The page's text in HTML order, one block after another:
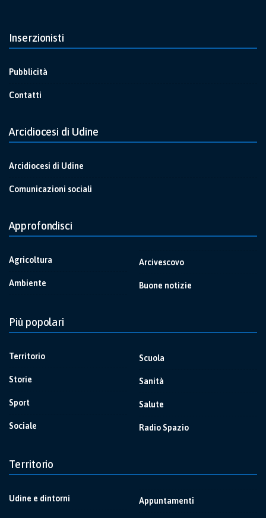
Inserzionisti
Pubblicità
Contatti
Arcidiocesi di Udine
Arcidiocesi di Udine
Comunicazioni sociali
Approfondisci
Agricoltura
Ambiente
Arcivescovo
Buone notizie
Più popolari
Territorio
Storie
Sport
Sociale
Scuola
Sanità
Salute
Radio Spazio
Territorio
Udine e dintorni Appuntamenti